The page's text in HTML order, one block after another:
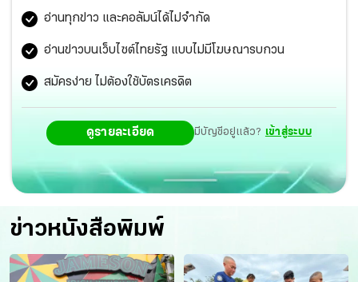
อ่านทุกข่าว และคอลัมน์ได้ไม่จำกัด
อ่านข่าวบนเว็บไซต์ไทยรัฐ แบบไม่มีโฆษณารบกวน
สมัครง่าย ไม่ต้องใช้บัตรเครดิต
ดูรายละเอียด มีบัญชีอยู่แล้ว? เข้าสู่ระบบ
ข่าวหนังสือพิมพ์